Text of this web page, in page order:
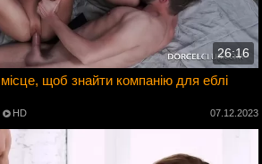
26:16
щоб знайти компанію для еблі
HD 07.12.2023